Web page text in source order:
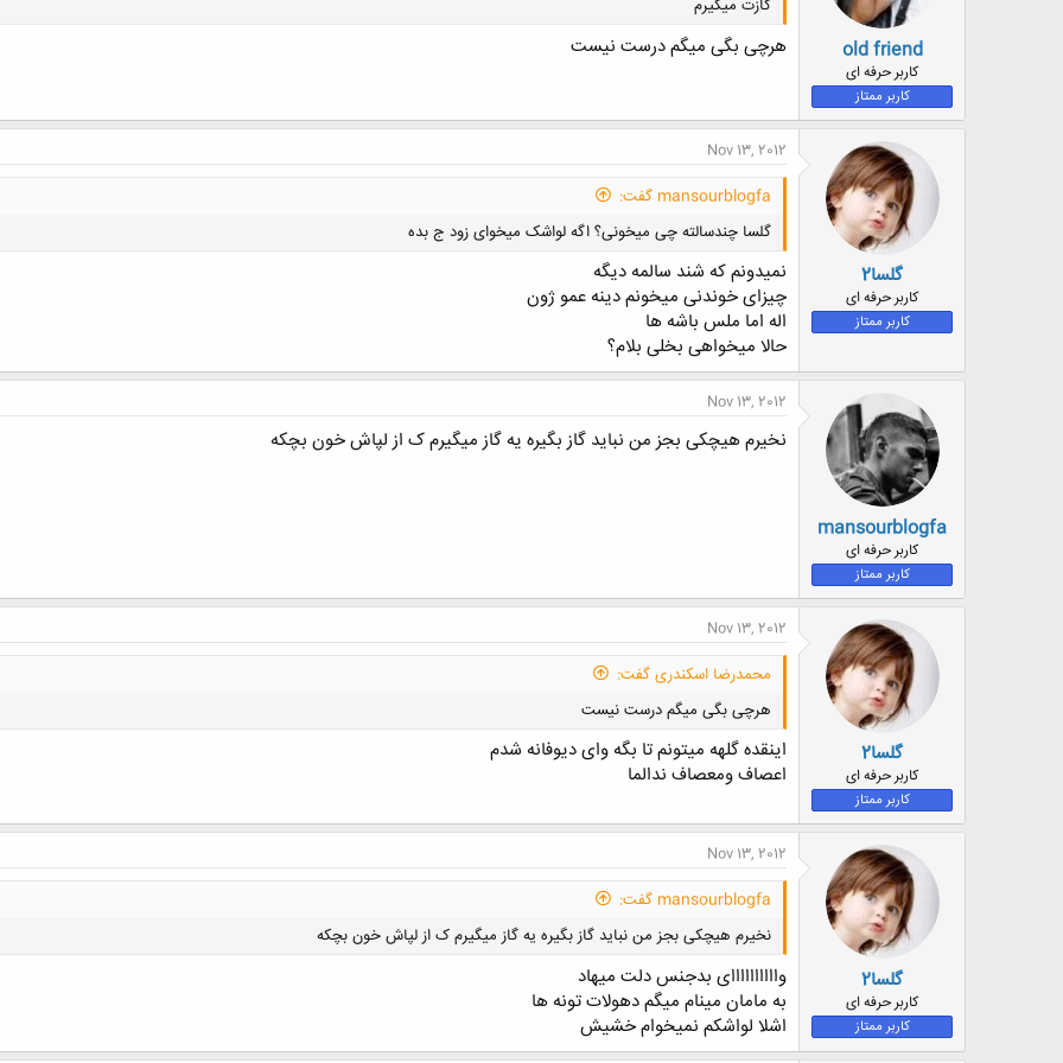
old friend
کاربر حرفه ای
کاربر ممتاز
گازت میگیرم
هرچی بگی میگم درست نیست
گلسا2
کاربر حرفه ای
کاربر ممتاز
Nov 13, 2012
mansourblogfa گفت:
گلسا چندسالته چی میخونی؟ اگه لواشک میخوای زود ج بده
کلیک کنید تا باز شود...
نمیدونم که شند سالمه دیگه
چیزای خوندنی میخونم دینه عمو ژون
اله اما ملس باشه ها
حالا میخواهی بخلی بلام؟
mansourblogfa
کاربر حرفه ای
کاربر ممتاز
Nov 13, 2012
نخیرم هیچکی بجز من نباید گاز بگیره یه گاز میگیرم ک از لپاش خون بچکه
گلسا2
کاربر حرفه ای
کاربر ممتاز
Nov 13, 2012
محمدرضا اسکندری گفت:
هرچی بگی میگم درست نیست
اینقده گلهه میتونم تا بگه وای دیوفانه شدم
اعصاف ومعصاف ندالما
گلسا2
کاربر حرفه ای
کاربر ممتاز
Nov 13, 2012
mansourblogfa گفت:
نخیرم هیچکی بجز من نباید گاز بگیره یه گاز میگیرم ک از لپاش خون بچکه
واااااااااای بدجنس دلت میهاد
به مامان مینام میگم دهولات تونه ها
اشلا لواشکم نمیخوام خشیش